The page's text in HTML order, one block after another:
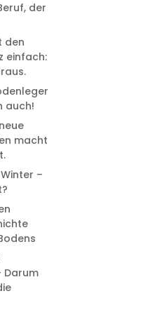
der
den
einfach:
auch!
macht
–
Darum